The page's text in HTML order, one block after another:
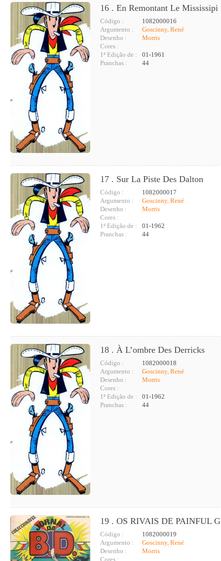
16 . En Remontant Le Mississipi
Código :
1082000016
Argumento :
Goscinny, René
Desenho :
Morris
Cores :
1ª Edição de :
01-1961
Pranchas :
44
17 . Sur La Piste Des Dalton
Código :
1082000017
Argumento :
Goscinny, René
Desenho :
Morris
Cores :
1ª Edição de :
01-1962
Pranchas :
44
18 . À L’ombre Des Derricks
Código :
1082000018
Argumento :
Goscinny, René
Desenho :
Morris
Cores :
1ª Edição de :
01-1962
Pranchas :
44
19 . OS RIVAIS DE PAINFUL
Código :
1082000019
Argumento :
Goscinny, René
Desenho :
Morris
Cores :